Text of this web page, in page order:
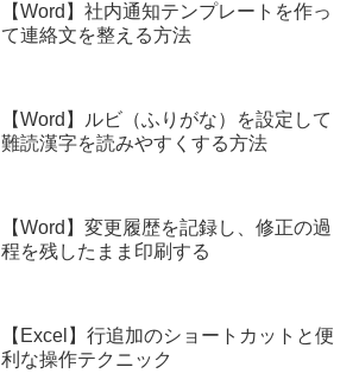
【Word】社内通知テンプレートを作っ
て連絡文を整える方法
【Word】ルビ（ふりがな）を設定して
難読漢字を読みやすくする方法
【Word】変更履歴を記録し、修正の過
程を残したまま印刷する
【Excel】行追加のショートカットと便
利な操作テクニック